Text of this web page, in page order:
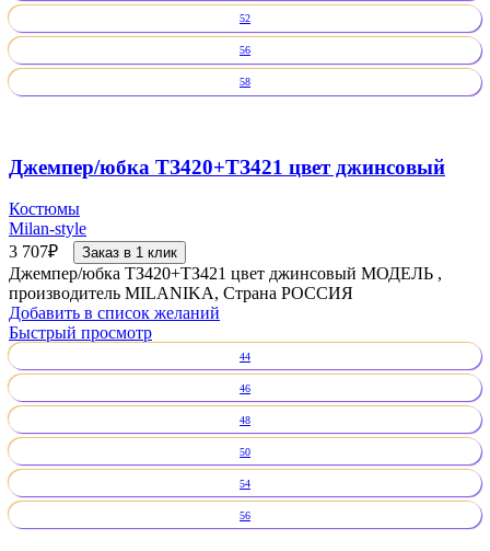
52
56
58
Джемпер/юбка ТЗ420+ТЗ421 цвет джинсовый
Костюмы
Milan-style
3 707₽ Заказ в 1 клик
Джемпер/юбка ТЗ420+ТЗ421 цвет джинсовый МОДЕЛЬ ,
производитель MILANIKA, Страна РОССИЯ
Добавить в список желаний
Быстрый просмотр
44
46
48
50
54
56